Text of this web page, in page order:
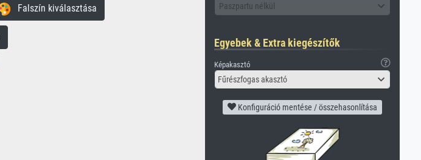
Falszín kiválasztása Paszpartu nélkül
Egyebek & Extra kiegészítők
Képakasztó
Fűrészfogas akasztó
Konfiguráció mentése / összehasonlítása